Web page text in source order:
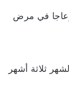
في مرض
ثلاثة أشهر